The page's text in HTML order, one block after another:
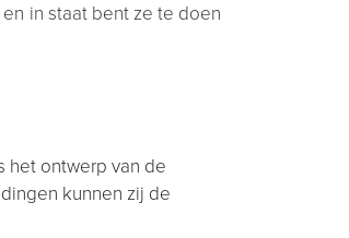
in staat bent ze te doen
het ontwerp van de
kunnen zij de